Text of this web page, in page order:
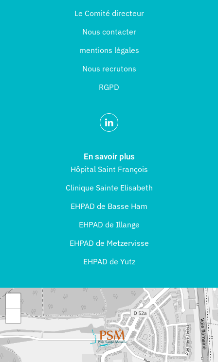
Le Comité directeur
Nous contacter
mentions légales
Nous recrutons
RGPD
En savoir plus
Hôpital Saint François
Clinique Sainte Elisabeth
EHPAD de Basse Ham
EHPAD de Illange
EHPAD de Metzervisse
EHPAD de Yutz